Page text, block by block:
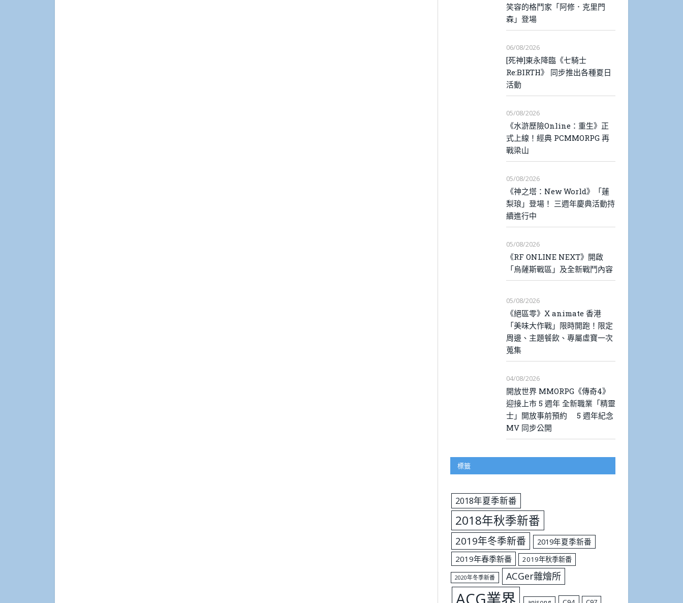
笑容的格鬥家「阿修．克里門
森」登場
06/08/2026
[死神]東永降臨《七騎士
Re:BIRTH》 同步推出各種夏日
活動
05/08/2026
《水滸歷險Online：重生》正
式上線！經典 PCMMORPG 再
戰梁山
05/08/2026
《神之塔：New World》「蓮
梨琅」登場！ 三週年慶典活動持
續進行中
05/08/2026
《RF ONLINE NEXT》開啟
「烏薩斯戰區」及全新戰鬥內容
05/08/2026
《絕區零》X animate 香港
「美味大作戰」限時開跑！限定
周邊、主題餐飲、專屬虛寶一次
蒐集
04/08/2026
開放世界 MMORPG《傳奇4》
迎接上市 5 週年 全新職業「精靈
士」開放事前預約 5 週年紀念
MV 同步公開
標籤
2018年夏季新番
2018年秋季新番
2019年冬季新番
2019年夏季新番
2019年春季新番
2019年秋季新番
2020年冬季新番 ACGer雜燴所